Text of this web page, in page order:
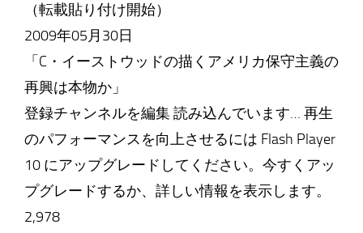
（転載貼り付け開始）
2009年05月30日
「C・イーストウッドの描くアメリカ保守主義の
再興は本物か」
登録チャンネルを編集 読み込んでいます… 再生
のパフォーマンスを向上させるには Flash Player
10 にアップグレードしてください。今すくアッ
プグレードするか、詳しい情報を表示します。
2,978